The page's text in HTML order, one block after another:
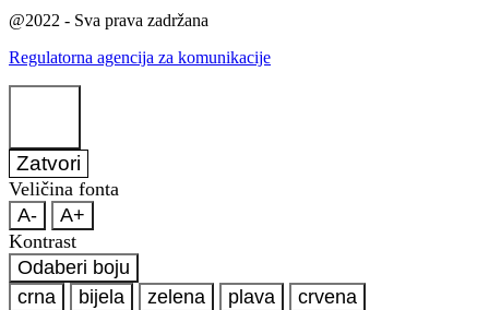
@2022 - Sva prava zadržana
Regulatorna agencija za komunikacije
Zatvori
Veličina fonta
A-
A+
Kontrast
Odaberi boju
crna
bijela zelena plava
crvena